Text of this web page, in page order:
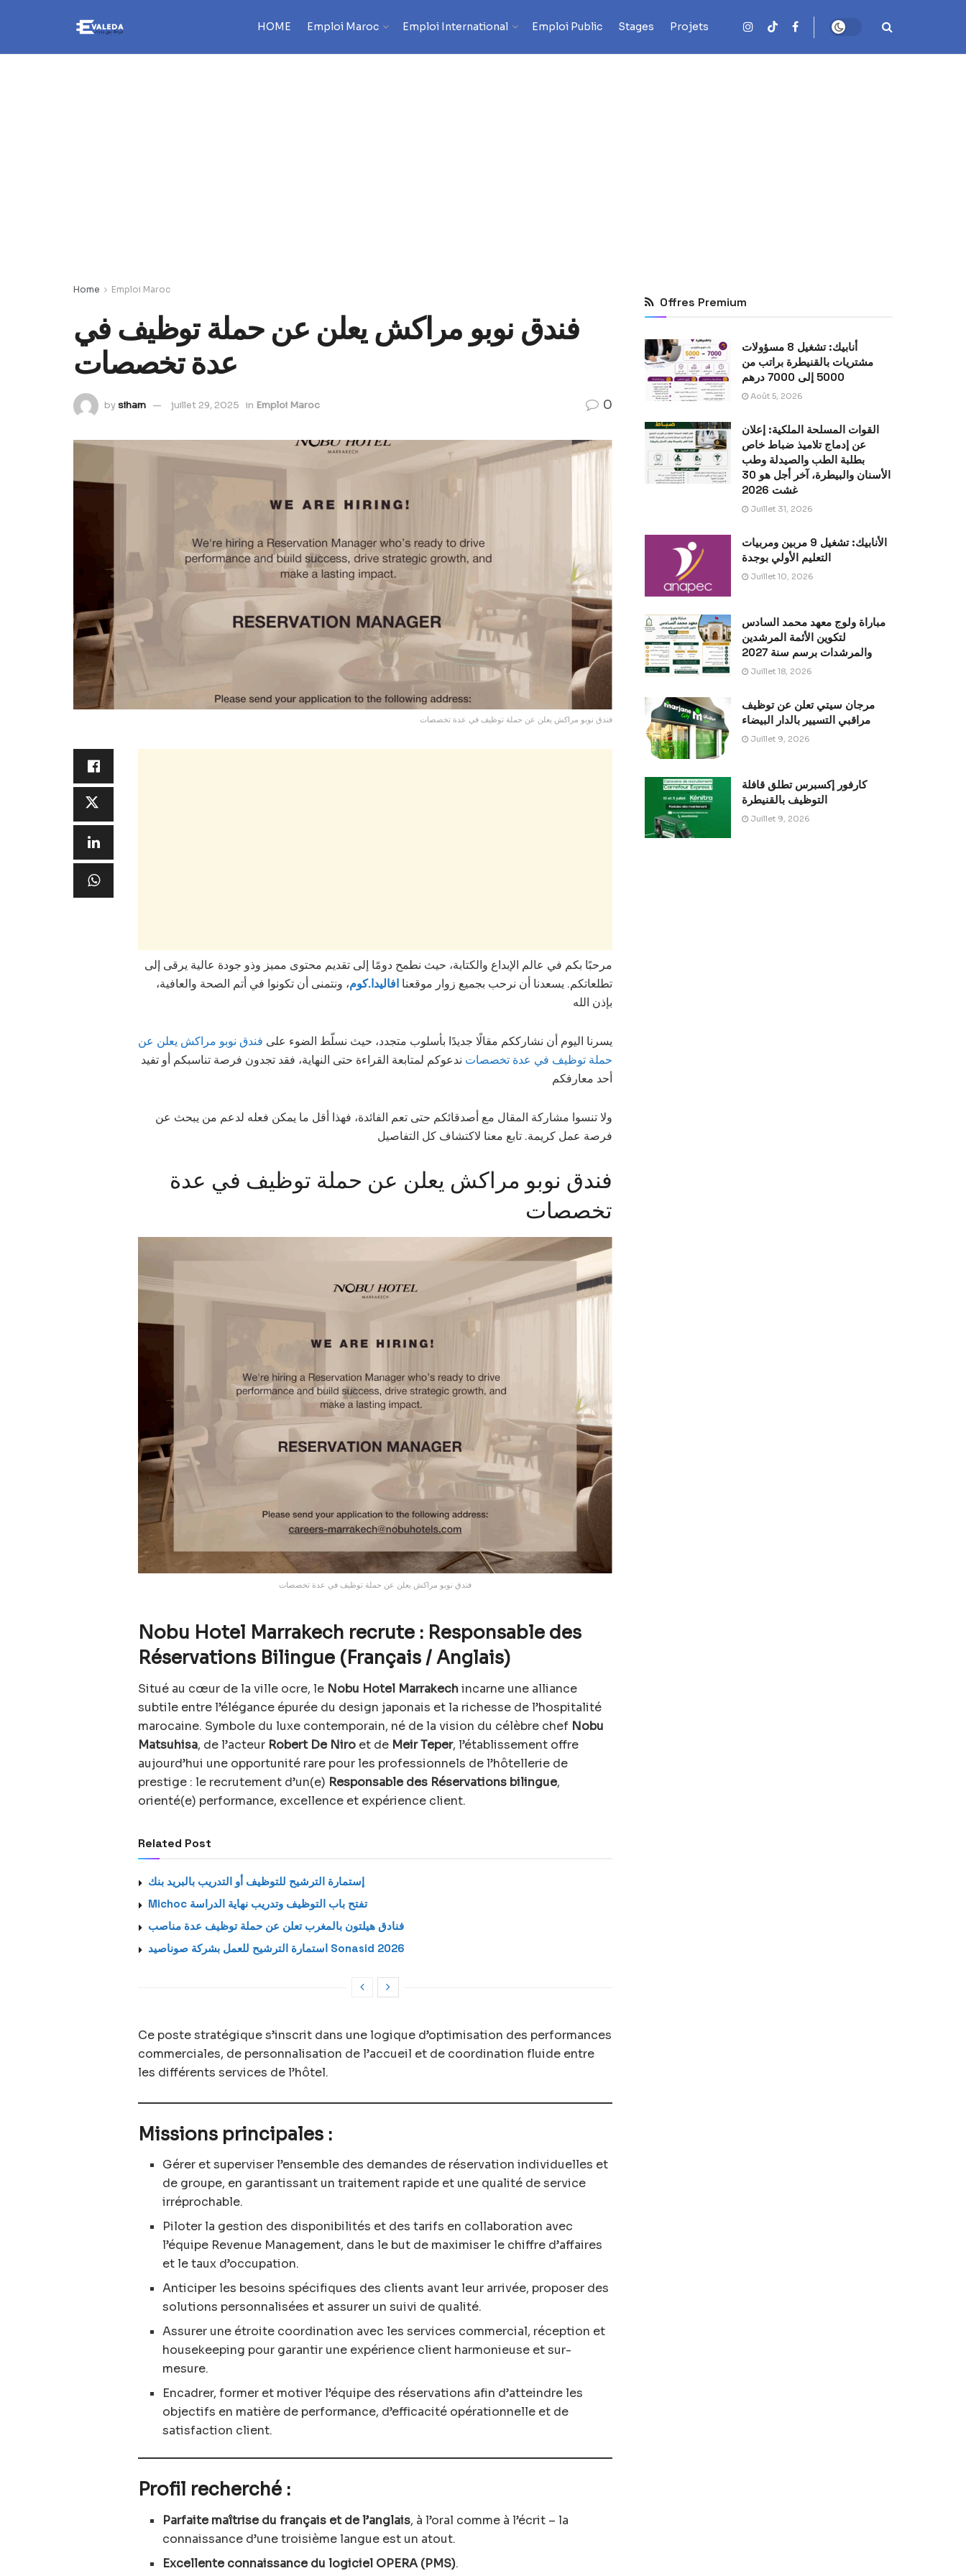
HOME Emploi Maroc Emploi International Emploi Public Stages Projets
Home Emploi Maroc
فندق نوبو مراكش يعلن عن حملة توظيف في
عدة تخصصات
bysiham juillet 29, 2025 in Emploi Maroc 0
فندق نوبو مراكش يعلن عن حملة توظيف في عدة تخصصات
مرحبًا بكم في عالم الإبداع والكتابة، حيث نطمح دومًا إلى تقديم محتوى مميز وذو جودة عالية يرقى إلى
تطلعاتكم. يسعدنا أن نرحب بجميع زوار موقعنا افاليدا.كوم، ونتمنى أن تكونوا في أتم الصحة والعافية،
بإذن الله
يسرنا اليوم أن نشارككم مقالًا جديدًا بأسلوب متجدد، حيث نسلّط الضوء على فندق نوبو مراكش يعلن عن
حملة توظيف في عدة تخصصات ندعوكم لمتابعة القراءة حتى النهاية، فقد تجدون فرصة تناسبكم أو تفيد
أحد معارفكم
ولا تنسوا مشاركة المقال مع أصدقائكم حتى تعم الفائدة، فهذا أقل ما يمكن فعله لدعم من يبحث عن
فرصة عمل كريمة. تابع معنا لاكتشاف كل التفاصيل
فندق نوبو مراكش يعلن عن حملة توظيف في عدة
تخصصات
فندق نوبو مراكش يعلن عن حملة توظيف في عدة تخصصات
Nobu Hotel Marrakech recrute : Responsable des
Réservations Bilingue (Français / Anglais)
Situé au cœur de la ville ocre, le Nobu Hotel Marrakechincarne une alliance
subtile entre l’élégance épurée du design japonais et la richesse de l’hospitalité
marocaine. Symbole du luxe contemporain, né de la vision du célèbre chef Nobu
Matsuhisa, de l’acteur Robert De Niro et de Meir Teper, l’établissement offre
aujourd’hui une opportunité rare pour les professionnels de l’hôtellerie de
prestige : le recrutement d’un(e) Responsable des Réservations bilingue,
orienté(e) performance, excellence et expérience client.
Related Post
إستمارة الترشيح للتوظيف أو التدريب بالبريد بنك
Michoc تفتح باب التوظيف وتدريب نهاية الدراسة
فنادق هيلتون بالمغرب تعلن عن حملة توظيف عدة مناصب
استمارة الترشيح للعمل بشركة صوناصيد Sonasid 2026
Ce poste stratégique s’inscrit dans une logique d’optimisation des performances
commerciales, de personnalisation de l’accueil et de coordination fluide entre
les différents services de l’hôtel.
Missions principales :
Gérer et superviser l’ensemble des demandes de réservation individuelles et
de groupe, en garantissant un traitement rapide et une qualité de service
irréprochable.
Piloter la gestion des disponibilités et des tarifs en collaboration avec
l’équipe Revenue Management, dans le but de maximiser le chiffre d’affaires
et le taux d’occupation.
Anticiper les besoins spécifiques des clients avant leur arrivée, proposer des
solutions personnalisées et assurer un suivi de qualité.
Assurer une étroite coordination avec les services commercial, réception et
housekeeping pour garantir une expérience client harmonieuse et sur-
mesure.
Encadrer, former et motiver l’équipe des réservations afin d’atteindre les
objectifs en matière de performance, d’efficacité opérationnelle et de
satisfaction client.
Profil recherché :
Parfaite maîtrise du français et de l’anglais, à l’oral comme à l’écrit – la
connaissance d’une troisième langue est un atout.
Excellente connaissance du logiciel OPERA (PMS).
Offres Premium
أنابيك: تشغيل 8 مسؤولات
مشتريات بالقنيطرة براتب من
5000 إلى 7000 درهم
Août 5, 2026
القوات المسلحة الملكية: إعلان
عن إدماج تلاميذ ضباط خاص
بطلبة الطب والصيدلة وطب
الأسنان والبيطرة، آخر أجل هو 30
غشت 2026
Juillet 31, 2026
الأنابيك: تشغيل 9 مربين ومربيات
التعليم الأولي بوجدة
Juillet 10, 2026
مباراة ولوج معهد محمد السادس
لتكوين الأئمة المرشدين
والمرشدات برسم سنة 2027
Juillet 18, 2026
مرجان سيتي تعلن عن توظيف
مراقبي التسيير بالدار البيضاء
Juillet 9, 2026
كارفور إكسبرس تطلق قافلة
التوظيف بالقنيطرة
Juillet 9, 2026